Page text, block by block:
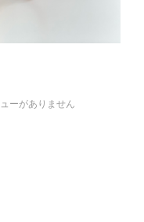
ーがありません